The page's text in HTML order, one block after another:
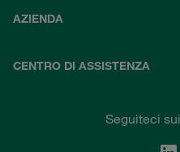
AZIENDA
CENTRO DI ASSISTENZA
Seguiteci